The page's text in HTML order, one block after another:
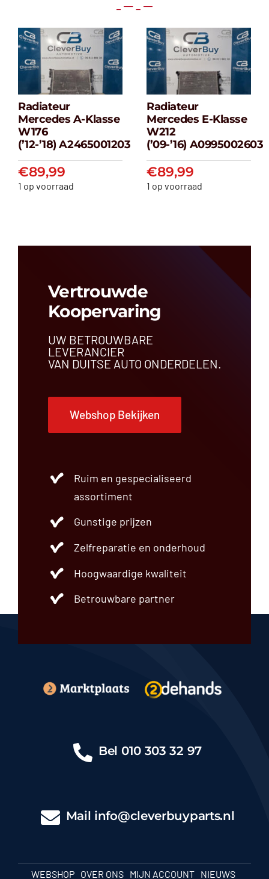
Radiateur
Mercedes A-
klasse W176
(’12-’18) A2465001203
€89,99
Radiateur
Mercedes A-Klasse
W176
(’12-’18) A2465001203
€89,99
1 op voorraad
Radiateur
Mercedes E-
klasse W212
(’09-’16)
€89,99
Radiateur
Mercedes E-Klasse
W212
(’09-’16) A0995002603
€89,99
1 op voorraad
Vertrouwde
Koopervaring
UW BETROUWBARE
LEVERANCIER
VAN DUITSE AUTO ONDERDELEN.
Webshop Bekijken
Ruim en gespecialiseerd
assortiment
Gunstige prijzen
Zelfreparatie en onderhoud
Hoogwaardige kwaliteit
Betrouwbare partner
Bel 010 303 32 97
Mail info@cleverbuyparts.nl
WEBSHOP OVER ONS MIJN ACCOUNT NIEUWS